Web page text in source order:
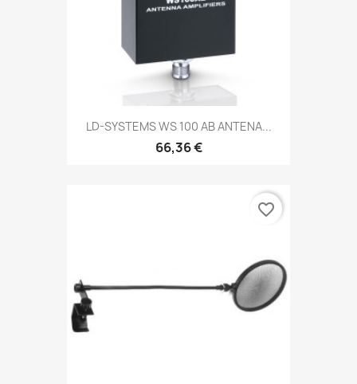
LD-SYSTEMS WS 100 AB ANTENA...
66,36 €
favorite_border